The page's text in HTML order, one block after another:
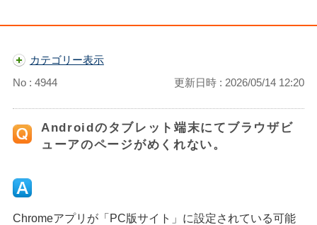
カテゴリー表示
No : 4944
更新日時 : 2026/05/14 12:20
Androidのタブレット端末にてブラウザビ
ューアのページがめくれない。
Chromeアプリが「PC版サイト」に設定されている可能